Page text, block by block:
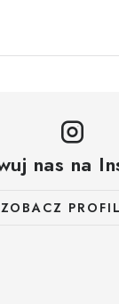
nas na
ZOBACZ PROFIL